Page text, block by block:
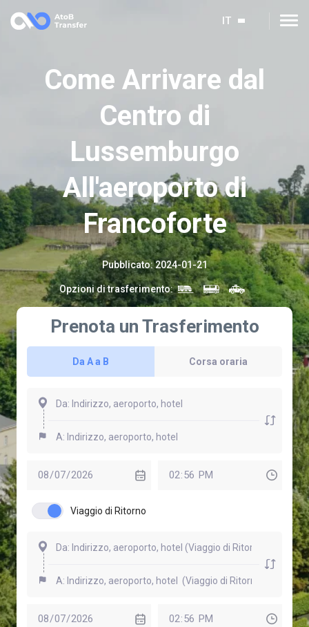
IT
Come Arrivare dal
Centro di
Lussemburgo
All'aeroporto di
Francoforte
Pubblicato:2024-01-21
Opzioni di trasferimento:
Prenota un Trasferimento
Da A a B Corsa oraria
Viaggio di Ritorno